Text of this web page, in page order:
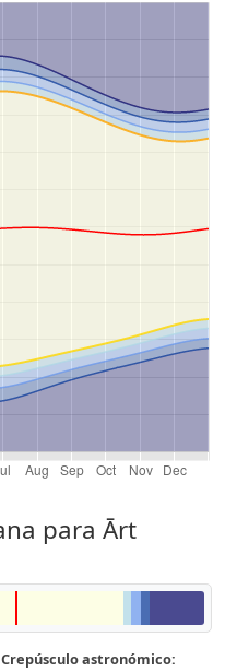
para Ārt
Crepúsculo astronómico: